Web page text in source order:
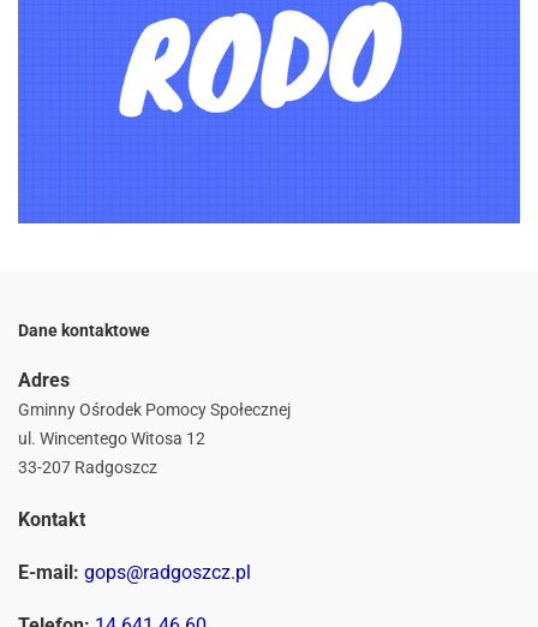
Dane kontaktowe
Adres
Gminny Ośrodek Pomocy Społecznej
ul. Wincentego Witosa 12
33-207 Radgoszcz
Kontakt
E-mail: gops@radgoszcz.pl